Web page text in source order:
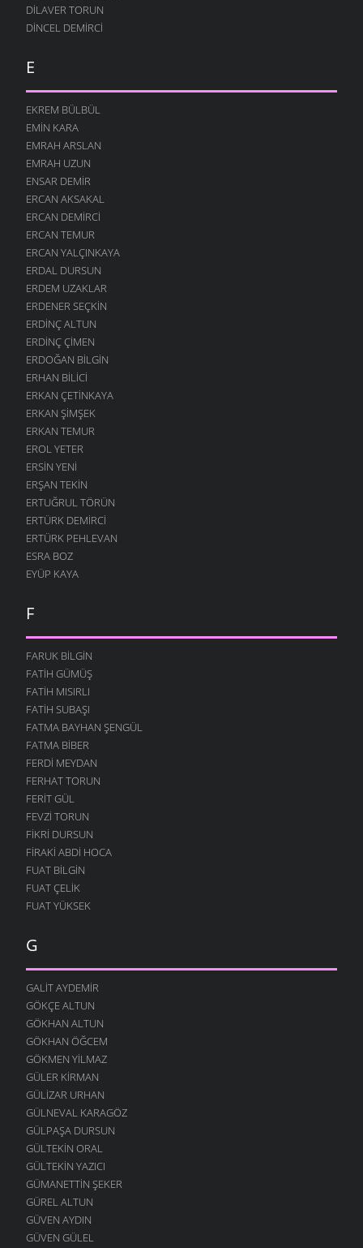
DILAVER TORUN
DINCEL DEMIRCI
E
EKREM BÜLBÜL
EMIN KARA
EMRAH ARSLAN
EMRAH UZUN
ENSAR DEMIR
ERCAN AKSAKAL
ERCAN DEMIRCI
ERCAN TEMUR
ERCAN YALÇINKAYA
ERDAL DURSUN
ERDEM UZAKLAR
ERDENER SEÇKIN
ERDINÇ ALTUN
ERDINÇ ÇIMEN
ERDOĞAN BILGIN
ERHAN BILICI
ERKAN ÇETINKAYA
ERKAN ŞIMŞEK
ERKAN TEMUR
EROL YETER
ERSIN YENI
ERŞAN TEKIN
ERTUĞRUL TÖRÜN
ERTÜRK DEMIRCI
ERTÜRK PEHLEVAN
ESRA BOZ
EYÜP KAYA
F
FARUK BILGIN
FATIH GÜMÜŞ
FATIH MISIRLI
FATIH SUBAŞI
FATMA BAYHAN ŞENGÜL
FATMA BIBER
FERDI MEYDAN
FERHAT TORUN
FERIT GÜL
FEVZI TORUN
FIKRI DURSUN
FIRAKI ABDI HOCA
FUAT BILGIN
FUAT ÇELIK
FUAT YÜKSEK
G
GALIT AYDEMIR
GÖKÇE ALTUN
GÖKHAN ALTUN
GÖKHAN ÖĞCEM
GÖKMEN YILMAZ
GÜLER KIRMAN
GÜLIZAR URHAN
GÜLNEVAL KARAGÖZ
GÜLPAŞA DURSUN
GÜLTEKIN ORAL
GÜLTEKIN YAZICI
GÜMANETTIN ŞEKER
GÜREL ALTUN
GÜVEN AYDIN
GÜVEN GÜLEL